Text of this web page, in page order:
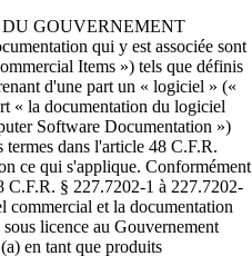
GOUVERNEMENT
qui y est associée sont
Items ») tels que définis
d'une part un « logiciel » («
« la documentation du logiciel
Software Documentation »)
dans l'article 48 C.F.R.
ce qui s'applique. Conformément
C.F.R. § 227.7202-1 à 227.7202-
commercial et la documentation
licence au Gouvernement
en tant que produits